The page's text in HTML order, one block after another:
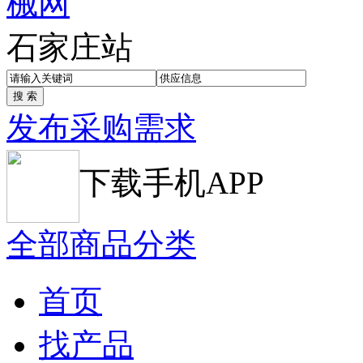
石家庄站
发布采购需求
下载手机APP
全部商品分类
首页
找产品